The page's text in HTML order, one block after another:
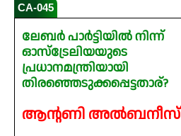
CA-045
ലേബർ പാർട്ടിയിൽ നിന്ന്
ഓസ്‌ട്രേലിയയുടെ
പ്രധാനമന്ത്രിയായി
തിരഞ്ഞെടുക്കപ്പെട്ടതാര്?
ആന്റണി അൽബനീസ്